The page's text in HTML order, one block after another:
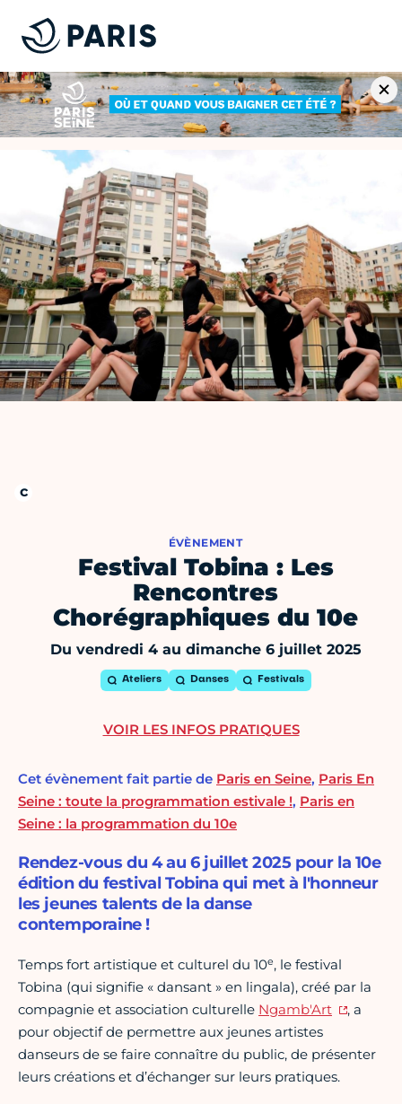
ÉVÈNEMENT
Festival Tobina : Les
Rencontres
Chorégraphiques du 10e
Du vendredi 4 au dimanche 6 juillet 2025
Ateliers Danses Festivals
Cet évènement fait partie de Paris en Seine, Paris En
Seine : toute la programmation estivale !, Paris en
Seine : la programmation du 10e
Rendez-vous du 4 au 6 juillet 2025 pour la 10e
édition du festival Tobina qui met à l'honneur
les jeunes talents de la danse
contemporaine !
Temps fort artistique et culturel du 10e, le festival
Tobina (qui signifie « dansant » en lingala), créé par la
compagnie et association culturelle Ngamb'Art
, a
pour objectif de permettre aux jeunes artistes
danseurs de se faire connaître du public, de présenter
leurs créations et d’échanger sur leurs pratiques.
VOIR LES INFOS PRATIQUES